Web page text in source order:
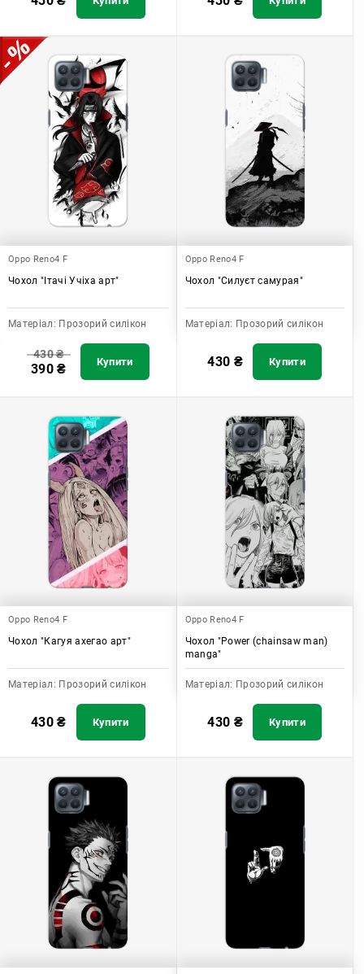
Oppo Reno4 F
Чохол "Ітачі Учіха арт"
Матеріал: Прозорий силікон
430₴
390₴ Купити
Oppo Reno4 F
Чохол "Силуєт самурая"
Матеріал: Прозорий силікон
430 ₴ Купити
Oppo Reno4 F
Чохол "Кагуя ахегао арт"
Матеріал: Прозорий силікон
430₴ Купити
Oppo Reno4 F
Чохол "Power (chainsaw man)
manga"
Матеріал: Прозорий силікон
430 ₴ Купити